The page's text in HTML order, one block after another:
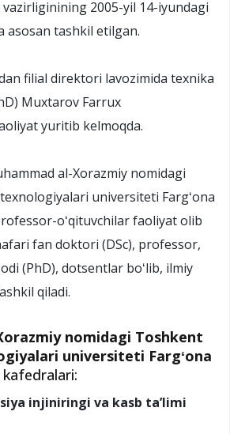
vazirliginining 2005-yil 14-iyundagi
asosan tashkil etilgan.
filial direktori lavozimida texnika
Muxtarov Farrux
yuritib kelmoqda.
al-Xorazmiy nomidagi
universiteti Fargʻona
oʻqituvchilar faoliyat olib
fan doktori (DSc), professor,
(PhD), dotsentlar boʻlib, ilmiy
qiladi.
nomidagi Toshkent
universiteti Fargʻona
injiniringi va kasb taʼlimi